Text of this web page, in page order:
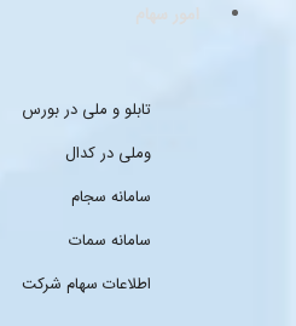
امور سهام
تابلو و ملی در بورس
وملی در کدال
سامانه سجام
سامانه سمات
اطلاعات سهام شرکت